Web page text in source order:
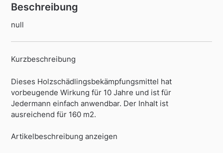
Beschreibung
null
Kurzbeschreibung
Dieses Holzschädlingsbekämpfungsmittel hat
vorbeugende Wirkung für 10 Jahre und ist für
Jedermann einfach anwendbar. Der Inhalt ist
ausreichend für 160 m2.
Artikelbeschreibung anzeigen